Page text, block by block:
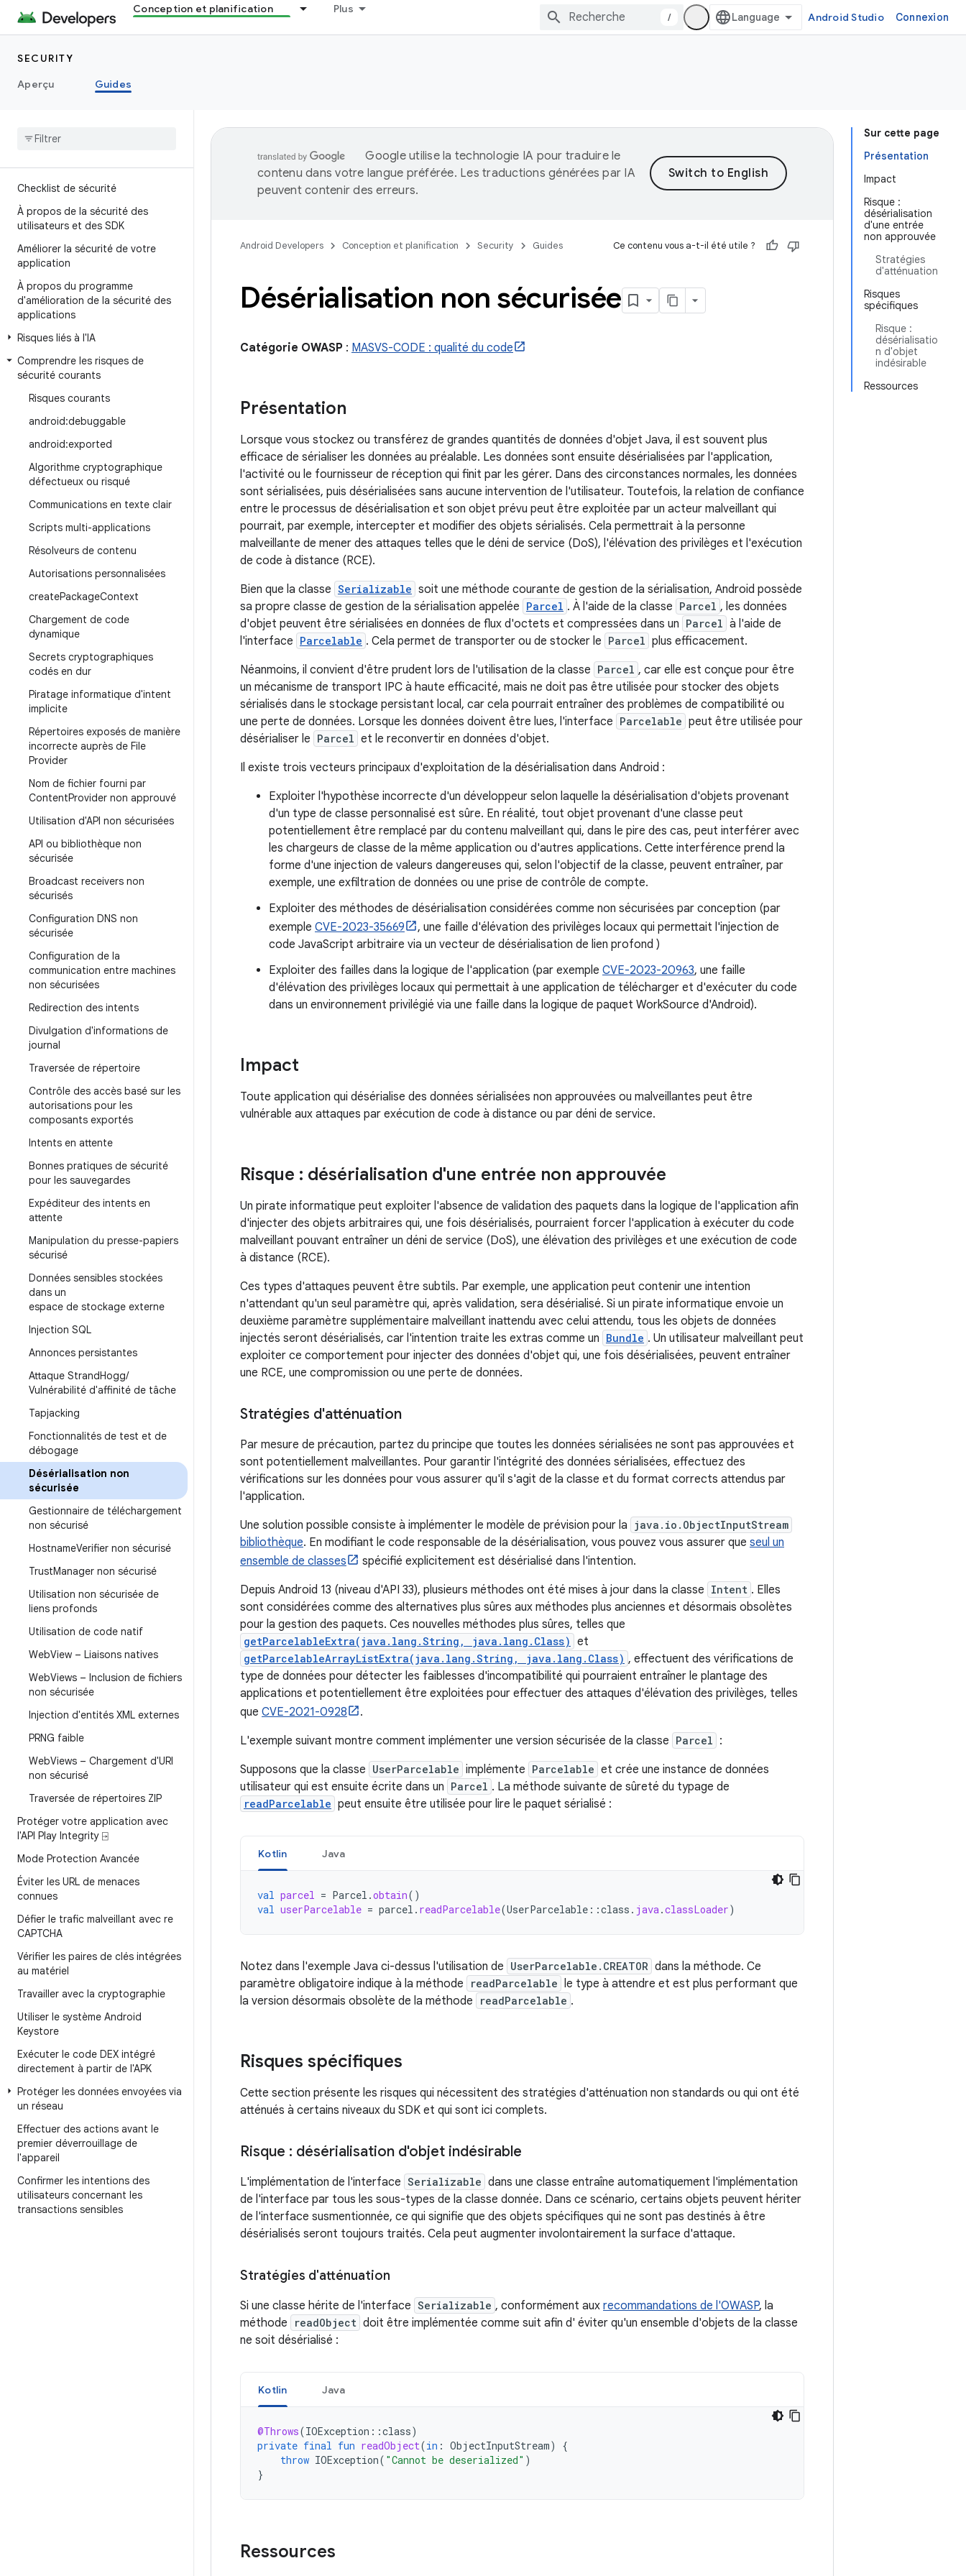
Conception et planification Plus
/ Android Studio Connexion
SECURITY
Aperçu
Guides
Checklist de sécurité
À propos de la sécurité des
utilisateurs et des SDK
Améliorer la sécurité de votre
application
À propos du programme
d'amélioration de la sécurité des
applications
Risques liés à l'IA
Comprendre les risques de
sécurité courants
Risques courants
android:debuggable
android:exported
Algorithme cryptographique
défectueux ou risqué
Communications en texte clair
Scripts multi-applications
Résolveurs de contenu
Autorisations personnalisées
createPackageContext
Chargement de code
dynamique
Secrets cryptographiques
codés en dur
Piratage informatique d'intent
implicite
Répertoires exposés de manière
incorrecte auprès de File
Provider
Nom de fichier fourni par
ContentProvider non approuvé
Utilisation d'API non sécurisées
API ou bibliothèque non
sécurisée
Broadcast receivers non
sécurisés
Configuration DNS non
sécurisée
Configuration de la
communication entre machines
non sécurisées
Redirection des intents
Divulgation d'informations de
journal
Traversée de répertoire
Contrôle des accès basé sur les
autorisations pour les
composants exportés
Intents en attente
Bonnes pratiques de sécurité
pour les sauvegardes
Expéditeur des intents en
attente
Manipulation du presse-papiers
sécurisé
Données sensibles stockées
dans un
espace de stockage externe
Injection SQL
Annonces persistantes
Attaque StrandHogg/
Vulnérabilité d'affinité de tâche
Tapjacking
Fonctionnalités de test et de
débogage
Désérialisation non
sécurisée
Gestionnaire de téléchargement
non sécurisé
HostnameVerifier non sécurisé
TrustManager non sécurisé
Utilisation non sécurisée de
liens profonds
Utilisation de code natif
WebView – Liaisons natives
WebViews – Inclusion de fichiers
non sécurisée
Injection d'entités XML externes
PRNG faible
WebViews – Chargement d'URI
non sécurisé
Traversée de répertoires ZIP
Protéger votre application avec
l'API Play Integrity ⍈
Mode Protection Avancée
Éviter les URL de menaces
connues
Défier le trafic malveillant avec re
CAPTCHA
Vérifier les paires de clés intégrées
au matériel
Travailler avec la cryptographie
Utiliser le système Android
Keystore
Exécuter le code DEX intégré
directement à partir de l'APK
Protéger les données envoyées via
un réseau
Effectuer des actions avant le
premier déverrouillage de
l'appareil
Confirmer les intentions des
utilisateurs concernant les
transactions sensibles
Sur cette page
Présentation
Impact
Risque :
désérialisation
d'une entrée
non approuvée
Stratégies
d'atténuation
Risques
spécifiques
Risque :
désérialisatio
n d'objet
indésirable
Ressources
Google utilise la technologie IA pour traduire le
contenu dans votre langue préférée. Les traductions générées par IA
peuvent contenir des erreurs.
Android Developers Conception et planification Security Guides Ce contenu vous a-t-il été utile ?
Désérialisation non sécurisée
Catégorie OWASP : MASVS-CODE : qualité du code
Présentation
Lorsque vous stockez ou transférez de grandes quantités de données d'objet Java, il est souvent plus
efficace de sérialiser les données au préalable. Les données sont ensuite désérialisées par l'application,
l'activité ou le fournisseur de réception qui finit par les gérer. Dans des circonstances normales, les données
sont sérialisées, puis désérialisées sans aucune intervention de l'utilisateur. Toutefois, la relation de confiance
entre le processus de désérialisation et son objet prévu peut être exploitée par un acteur malveillant qui
pourrait, par exemple, intercepter et modifier des objets sérialisés. Cela permettrait à la personne
malveillante de mener des attaques telles que le déni de service (DoS), l'élévation des privilèges et l'exécution
de code à distance (RCE).
Bien que la classe Serializable soit une méthode courante de gestion de la sérialisation, Android possède
sa propre classe de gestion de la sérialisation appelée Parcel . À l'aide de la classe Parcel , les données
d'objet peuvent être sérialisées en données de flux d'octets et compressées dans un Parcel à l'aide de
l'interface Parcelable . Cela permet de transporter ou de stocker le Parcel plus efficacement.
Néanmoins, il convient d'être prudent lors de l'utilisation de la classe Parcel , car elle est conçue pour être
un mécanisme de transport IPC à haute efficacité, mais ne doit pas être utilisée pour stocker des objets
sérialisés dans le stockage persistant local, car cela pourrait entraîner des problèmes de compatibilité ou
une perte de données. Lorsque les données doivent être lues, l'interface Parcelable peut être utilisée pour
désérialiser le Parcel et le reconvertir en données d'objet.
Il existe trois vecteurs principaux d'exploitation de la désérialisation dans Android :
Exploiter l'hypothèse incorrecte d'un développeur selon laquelle la désérialisation d'objets provenant
d'un type de classe personnalisé est sûre. En réalité, tout objet provenant d'une classe peut
potentiellement être remplacé par du contenu malveillant qui, dans le pire des cas, peut interférer avec
les chargeurs de classe de la même application ou d'autres applications. Cette interférence prend la
forme d'une injection de valeurs dangereuses qui, selon l'objectif de la classe, peuvent entraîner, par
exemple, une exfiltration de données ou une prise de contrôle de compte.
Exploiter des méthodes de désérialisation considérées comme non sécurisées par conception (par
exemple CVE-2023-35669
, une faille d'élévation des privilèges locaux qui permettait l'injection de
code JavaScript arbitraire via un vecteur de désérialisation de lien profond )
Exploiter des failles dans la logique de l'application (par exemple CVE-2023-20963, une faille
d'élévation des privilèges locaux qui permettait à une application de télécharger et d'exécuter du code
dans un environnement privilégié via une faille dans la logique de paquet WorkSource d'Android).
Impact
Toute application qui désérialise des données sérialisées non approuvées ou malveillantes peut être
vulnérable aux attaques par exécution de code à distance ou par déni de service.
Risque : désérialisation d'une entrée non approuvée
Un pirate informatique peut exploiter l'absence de validation des paquets dans la logique de l'application afin
d'injecter des objets arbitraires qui, une fois désérialisés, pourraient forcer l'application à exécuter du code
malveillant pouvant entraîner un déni de service (DoS), une élévation des privilèges et une exécution de code
à distance (RCE).
Ces types d'attaques peuvent être subtils. Par exemple, une application peut contenir une intention
n'attendant qu'un seul paramètre qui, après validation, sera désérialisé. Si un pirate informatique envoie un
deuxième paramètre supplémentaire malveillant inattendu avec celui attendu, tous les objets de données
injectés seront désérialisés, car l'intention traite les extras comme un Bundle . Un utilisateur malveillant peut
exploiter ce comportement pour injecter des données d'objet qui, une fois désérialisées, peuvent entraîner
une RCE, une compromission ou une perte de données.
Stratégies d'atténuation
Par mesure de précaution, partez du principe que toutes les données sérialisées ne sont pas approuvées et
sont potentiellement malveillantes. Pour garantir l'intégrité des données sérialisées, effectuez des
vérifications sur les données pour vous assurer qu'il s'agit de la classe et du format corrects attendus par
l'application.
Une solution possible consiste à implémenter le modèle de prévision pour la java.io.ObjectInputStream
bibliothèque. En modifiant le code responsable de la désérialisation, vous pouvez vous assurer que seul un
ensemble de classes
spécifié explicitement est désérialisé dans l'intention.
Depuis Android 13 (niveau d'API 33), plusieurs méthodes ont été mises à jour dans la classe Intent . Elles
sont considérées comme des alternatives plus sûres aux méthodes plus anciennes et désormais obsolètes
pour la gestion des paquets. Ces nouvelles méthodes plus sûres, telles que
getParcelableExtra(java.lang.String, java.lang.Class) et
getParcelableArrayListExtra(java.lang.String, java.lang.Class) , effectuent des vérifications de
type de données pour détecter les faiblesses d'incompatibilité qui pourraient entraîner le plantage des
applications et potentiellement être exploitées pour effectuer des attaques d'élévation des privilèges, telles
que CVE-2021-0928
.
L'exemple suivant montre comment implémenter une version sécurisée de la classe Parcel :
Supposons que la classe UserParcelable implémente Parcelable et crée une instance de données
utilisateur qui est ensuite écrite dans un Parcel . La méthode suivante de sûreté du typage de
readParcelable peut ensuite être utilisée pour lire le paquet sérialisé :
Kotlin Java
val parcel = Parcel .obtain()
val userParcelable = parcel . readParcelable(UserParcelable ::class . java.classLoader)
Notez dans l'exemple Java ci-dessus l'utilisation de UserParcelable.CREATOR dans la méthode. Ce
paramètre obligatoire indique à la méthode
readParcelable le type à attendre et est plus performant que
la version désormais obsolète de la méthode
readParcelable .
Risques spécifiques
Cette section présente les risques qui nécessitent des stratégies d'atténuation non standards ou qui ont été
atténués à certains niveaux du SDK et qui sont ici complets.
Risque : désérialisation d'objet indésirable
L'implémentation de l'interface Serializable dans une classe entraîne automatiquement l'implémentation
de l'interface par tous les sous-types de la classe donnée. Dans ce scénario, certains objets peuvent hériter
de l'interface susmentionnée, ce qui signifie que des objets spécifiques qui ne sont pas destinés à être
désérialisés seront toujours traités. Cela peut augmenter involontairement la surface d'attaque.
Stratégies d'atténuation
Si une classe hérite de l'interface Serializable , conformément aux recommandations de l'OWASP, la
méthode
readObject doit être implémentée comme suit afin d' éviter qu'un ensemble d'objets de la classe
ne soit désérialisé :
Kotlin Java
@Throws(IOException ::class)
private final fun readObject(in : ObjectInputStream)
{
throw IOException( "Cannot be deserialized" )
}
Ressources